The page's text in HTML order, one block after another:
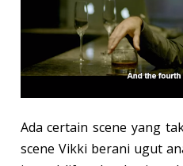
Ada certain scene yang
scene Vikki berani ugut